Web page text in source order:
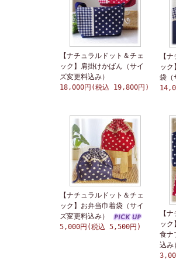
【ナチュラルドット＆チェ
ック】肩掛けかばん（サイ
ズ変更料込み）
18,000円(税込 19,800円)
【
ッ
袋（
【ナチュラルドット＆チェ
ック】お弁当巾着袋（サイ
ズ変更料込み）
5,000円(税込 5,500円)
【
ッ
食ナ
込み